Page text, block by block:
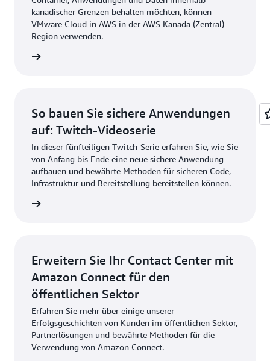
kanadischer Grenzen behalten möchten, können
VMware Cloud in AWS in der AWS Kanada (Zentral)-
Region verwenden.
So bauen Sie sichere Anwendungen
auf: Twitch-Videoserie
In dieser fünfteiligen Twitch-Serie erfahren Sie, wie Sie
von Anfang bis Ende eine neue sichere Anwendung
aufbauen und bewährte Methoden für sicheren Code,
Infrastruktur und Bereitstellung bereitstellen können.
Erweitern Sie Ihr Contact Center mit
Amazon Connect für den
öffentlichen Sektor
Erfahren Sie mehr über einige unserer
Erfolgsgeschichten von Kunden im öffentlichen Sektor,
Partnerlösungen und bewährte Methoden für die
Verwendung von Amazon Connect.